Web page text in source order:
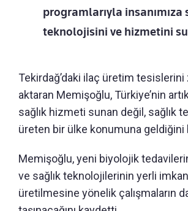
programlarıyla insanımıza
teknolojisini ve hizmetini
Tekirdağ’daki ilaç üretim
aktaran Memişoğlu, Türkiye’nin
sağlık hizmeti sunan değil, sağlık
üreten bir ülke konumuna geldiğini
Memişoğlu, yeni biyolojik
ve sağlık teknolojilerinin yerli
üretilmesine yönelik çalışmaların